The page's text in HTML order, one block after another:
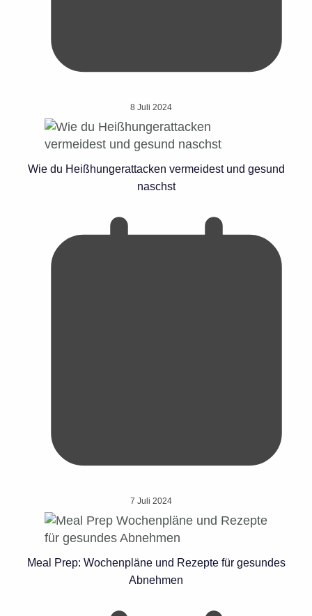
8 Juli 2024
Wie du Heißhungerattacken vermeidest und gesund
naschst
7 Juli 2024
Meal Prep: Wochenpläne und Rezepte für gesundes
Abnehmen